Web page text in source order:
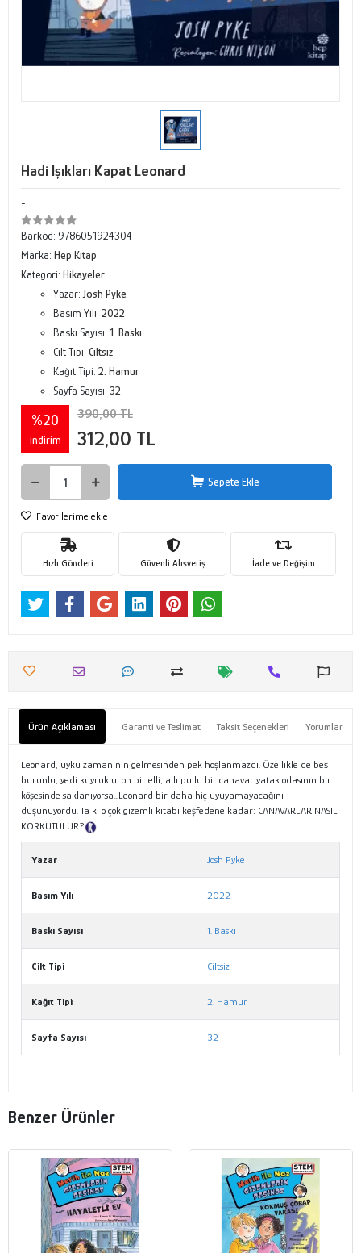
Hadi Işıkları Kapat Leonard
-
Barkod: 9786051924304
Marka: Hep Kitap
Kategori: Hikayeler
Yazar: Josh Pyke
Basım Yılı: 2022
Baskı Sayısı: 1. Baskı
Cilt Tipi: Ciltsiz
Kağıt Tipi: 2. Hamur
Sayfa Sayısı: 32
%20
indirim
390,00 TL
312,00 TL
Sepete Ekle
Favorilerime ekle
Hızlı Gönderi Güvenli Alışveriş İade ve Değişim
Ürün Açıklaması Garanti ve Teslimat Taksit Seçenekleri Yorumlar
Leonard, uyku zamanının gelmesinden pek hoşlanmazdı. Özellikle de beş
burunlu, yedi kuyruklu, on bir elli, allı pullu bir canavar yatak odasının bir
köşesinde saklanıyorsa...Leonard bir daha hiç uyuyamayacağını
düşünüyordu. Ta ki o çok gizemli kitabı keşfedene kadar: CANAVARLAR NASIL
KORKUTULUR?
Yazar Josh Pyke
Basım Yılı 2022
Baskı Sayısı 1. Baskı
Cilt Tipi Ciltsiz
Kağıt Tipi 2. Hamur
Sayfa Sayısı 32
Benzer Ürünler